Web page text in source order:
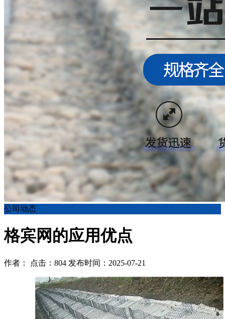
公司动态
格宾网的应用优点
作者： 点击：804 发布时间：2025-07-21